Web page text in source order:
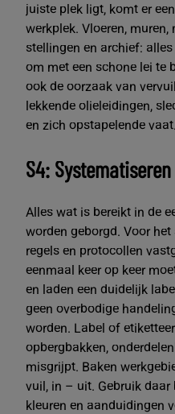
juiste plek ligt, komt er
werkplek. Vloeren,
stellingen en archief:
om met een schone lei te
ook de oorzaak van
lekkende olieleidingen,
en zich opstapelende vaat.
S4: Systematiseren
Alles wat is bereikt in de
worden geborgd. Voor
regels en protocollen
eenmaal keer op keer
en laden een duidelijk
geen overbodige
worden. Label of
opbergbakken,
misgrijpt. Baken
vuil, in – uit. Gebruik
kleuren en aanduidingen